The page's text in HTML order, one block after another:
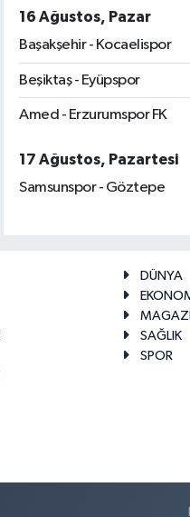
16 Ağustos, Pazar
Başakşehir - Kocaelispor
Beşiktaş - Eyüpspor
Amed - Erzurumspor FK
17 Ağustos, Pazartesi
Samsunspor - Göztepe
DÜNYA
SAĞLIK
SPOR